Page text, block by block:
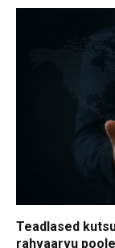
Teadlased
rahvaarvu